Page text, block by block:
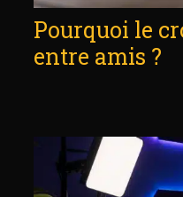
Pourquoi le
entre amis ?